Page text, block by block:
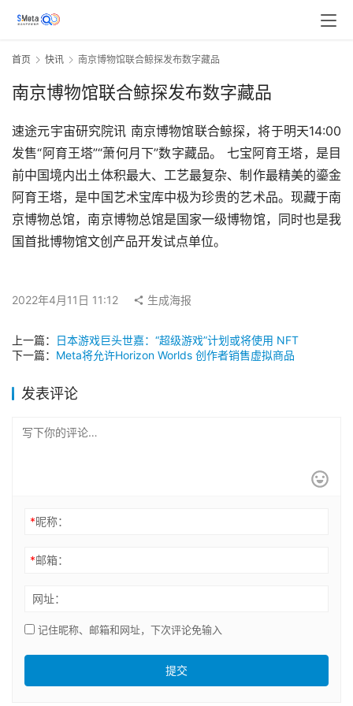
首页 快讯 南京博物馆联合鲸探发布数字藏品
南京博物馆联合鲸探发布数字藏品
速途元宇宙研究院讯 南京博物馆联合鲸探，将于明天14:00
发售“阿育王塔”“萧何月下”数字藏品。 七宝阿育王塔，是目
前中国境内出土体积最大、工艺最复杂、制作最精美的鎏金
阿育王塔，是中国艺术宝库中极为珍贵的艺术品。现藏于南
京博物总馆，南京博物总馆是国家一级博物馆，同时也是我
国首批博物馆文创产品开发试点单位。
2022年4月11日 11:12 生成海报
上一篇：
日本游戏巨头世嘉：“超级游戏”计划或将使用 NFT
下一篇： Meta将允许Horizon Worlds 创作者销售虚拟商品
发表评论
*昵称：
*邮箱：
网址：
记住昵称、邮箱和网址，下次评论免输入
提交